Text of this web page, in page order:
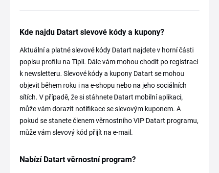
Kde najdu Datart slevové kódy a kupony?
Aktuální a platné slevové kódy Datart najdete v horní části
popisu profilu na Tipli. Dále vám mohou chodit po registraci
k newsletteru. Slevové kódy a kupony Datart se mohou
objevit během roku i na e-shopu nebo na jeho sociálních
sítích. V případě, že si stáhnete Datart mobilní aplikaci,
může vám dorazit notifikace se slevovým kuponem. A
pokud se stanete členem věrnostního VIP Datart programu,
může vám slevový kód přijít na e-mail.
Nabízí Datart věrnostní program?